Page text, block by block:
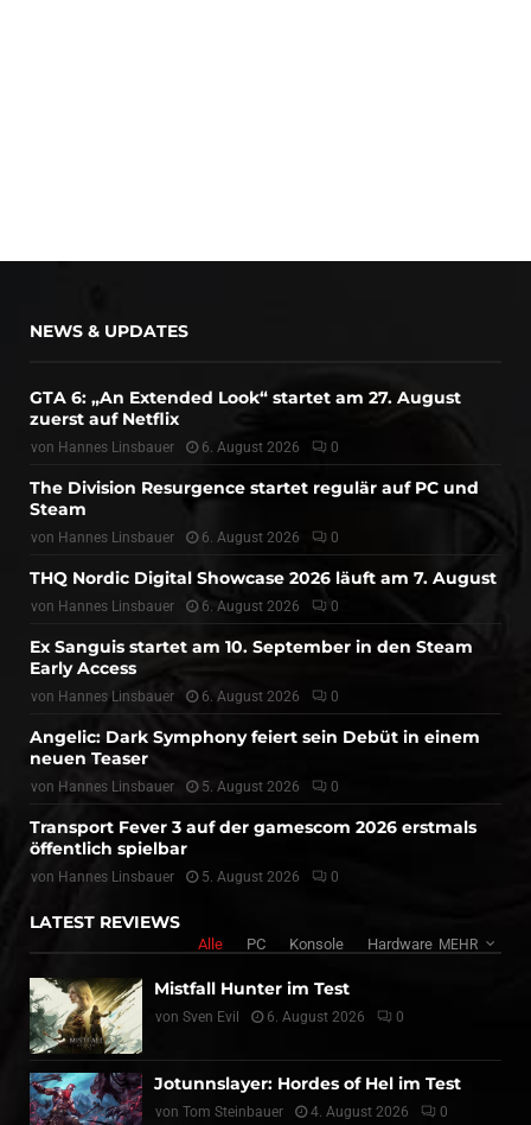
NEWS & UPDATES
GTA 6: „An Extended Look“ startet am 27. August
zuerst auf Netflix
von Hannes Linsbauer 6. August 2026 0
The Division Resurgence startet regulär auf PC und
Steam
von Hannes Linsbauer 6. August 2026 0
THQ Nordic Digital Showcase 2026 läuft am 7. August
von Hannes Linsbauer 6. August 2026 0
Ex Sanguis startet am 10. September in den Steam
Early Access
von Hannes Linsbauer 6. August 2026 0
Angelic: Dark Symphony feiert sein Debüt in einem
neuen Teaser
von Hannes Linsbauer 5. August 2026 0
Transport Fever 3 auf der gamescom 2026 erstmals
öffentlich spielbar
von Hannes Linsbauer 5. August 2026 0
LATEST REVIEWS
Alle PC Konsole Hardware MEHR
Mistfall Hunter im Test
von Sven Evil 6. August 2026 0
Jotunnslayer: Hordes of Hel im Test
von Tom Steinbauer 4. August 2026 0